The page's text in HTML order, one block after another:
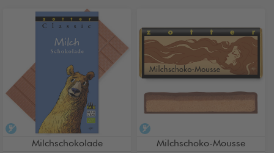
alkoholfrei
Milchschokolade Milchschoko-Mousse